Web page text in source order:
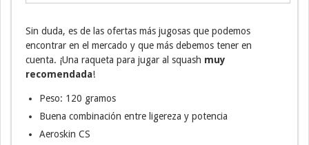
Sin duda, es de las ofertas más jugosas que podemos
encontrar en el mercado y que más debemos tener en
cuenta. ¡Una raqueta para jugar al squash muy
recomendada!
Peso: 120 gramos
Buena combinación entre ligereza y potencia
Aeroskin CS